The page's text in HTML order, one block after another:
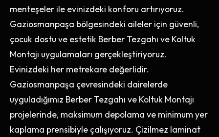
menteşeler ile evinizdeki konforu artırıyoruz.
Gaziosmanpaşa bölgesindeki aileler için güvenli,
çocuk dostu ve estetik Berber Tezgahı ve Koltuk
Montajı uygulamaları gerçekleştiriyoruz.
Evinizdeki her metrekare değerlidir.
Gaziosmanpaşa çevresindeki dairelerde
uyguladığımız Berber Tezgahı ve Koltuk Montajı
projelerinde, maksimum depolama ve minimum yer
kaplama prensibiyle çalışıyoruz. Çizilmez laminat